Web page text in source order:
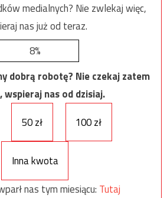
medialnych? Nie zwlekaj więc,
nas już od teraz.
8%
dobrą robotę? Nie czekaj zatem
wspieraj nas od dzisiaj.
50 zł 100 zł
Inna kwota
nas tym miesiącu: Tutaj